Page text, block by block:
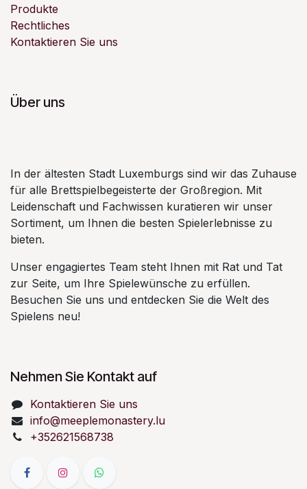
Produkte
Rechtliches
Kontaktieren Sie uns
Über uns
In der ältesten Stadt Luxemburgs sind wir das Zuhause
für alle Brettspielbegeisterte der Großregion. Mit
Leidenschaft und Fachwissen kuratieren wir unser
Sortiment, um Ihnen die besten Spielerlebnisse zu
bieten.
Unser engagiertes Team steht Ihnen mit Rat und Tat
zur Seite, um Ihre Spielewünsche zu erfüllen.
Besuchen Sie uns und entdecken Sie die Welt des
Spielens neu!
Nehmen Sie Kontakt auf
Kontaktieren Sie uns
info@meeplemonastery.lu
+352621568738